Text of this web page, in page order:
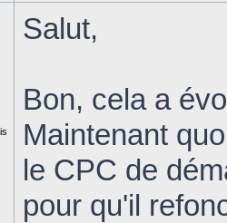
Salut,
Bon, cela a
Maintenant
le CPC de
pour qu'il